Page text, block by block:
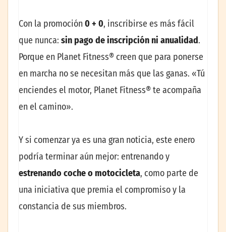
Con la promoción 0 + 0, inscribirse es más fácil
que nunca: sin pago de inscripción ni anualidad.
Porque en Planet Fitness® creen que para ponerse
en marcha no se necesitan más que las ganas. «Tú
enciendes el motor, Planet Fitness® te acompaña
en el camino».
Y si comenzar ya es una gran noticia, este enero
podría terminar aún mejor: entrenando y
estrenando coche o motocicleta, como parte de
una iniciativa que premia el compromiso y la
constancia de sus miembros.